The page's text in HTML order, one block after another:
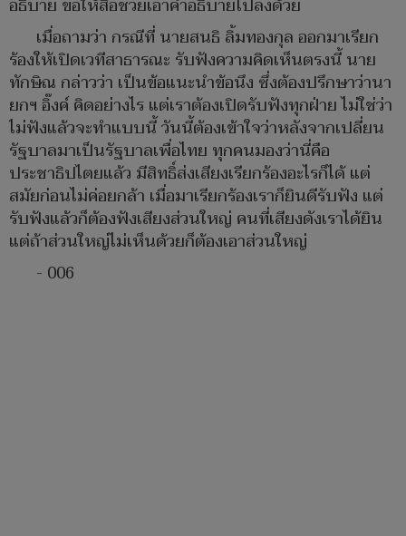
อธิบาย ขอให้สื่อช่วยเอาคำอธิบายไปลงด้วย
เมื่อถามว่า กรณีที่ นายสนธิ ลิ้มทองกุล ออกมาเรียก
ร้องให้เปิดเวทีสาธารณะ รับฟังความคิดเห็นตรงนี้ นาย
ทักษิณ กล่าวว่า เป็นข้อแนะนำข้อนึง ซึ่งต้องปรึกษาว่านา
ยกฯ อิ๊งค์ คิดอย่างไร แต่เราต้องเปิดรับฟังทุกฝ่าย ไม่ใช่ว่า
ไม่ฟังแล้วจะทำแบบนี้ วันนี้ต้องเข้าใจว่าหลังจากเปลี่ยน
รัฐบาลมาเป็นรัฐบาลเพื่อไทย ทุกคนมองว่านี่คือ
ประชาธิปไตยแล้ว มีสิทธิ์ส่งเสียงเรียกร้องอะไรก็ได้ แต่
สมัยก่อนไม่ค่อยกล้า เมื่อมาเรียกร้องเราก็ยินดีรับฟัง แต่
รับฟังแล้วก็ต้องฟังเสียงส่วนใหญ่ คนที่เสียงดังเราได้ยิน
แต่ถ้าส่วนใหญ่ไม่เห็นด้วยก็ต้องเอาส่วนใหญ่
- 006